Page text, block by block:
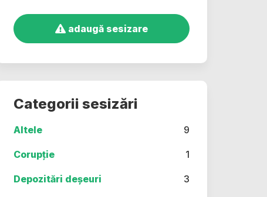
adaugă sesizare
Categorii sesizări
Altele 9
Corupție 1
Depozitări deșeuri 3